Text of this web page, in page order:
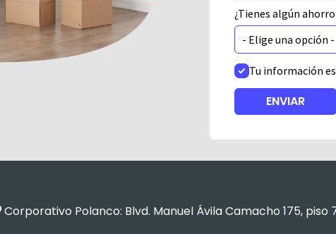
¿Tienes algún
Tu información
Corporativo Polanco: Blvd. Manuel Ávila Camacho 175, piso